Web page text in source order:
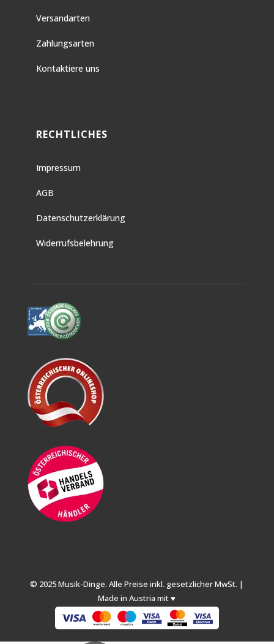
Versandarten
Zahlungsarten
Kontaktiere uns
RECHTLICHES
Impressum
AGB
Datenschutzerklärung
Widerrufsbelehrung
© 2025 Musik-Dinge. Alle Preise inkl. gesetzlicher MwSt. |
Made in Austria mit ♥